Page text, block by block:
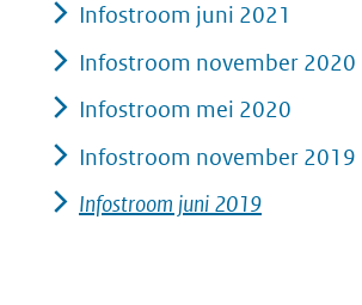
Infostroom juni 2021
Infostroom november 2020
Infostroom mei 2020
Infostroom november 2019
Infostroom juni 2019